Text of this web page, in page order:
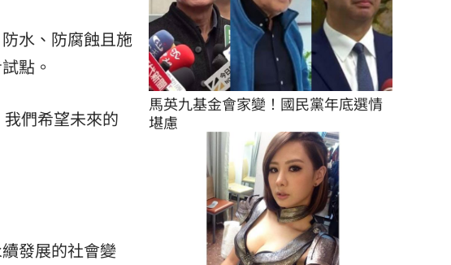
水、防腐蝕且施
點。
們希望未來的
發展的社會變
馬英九基金會家變！國民黨年底選情
堪慮